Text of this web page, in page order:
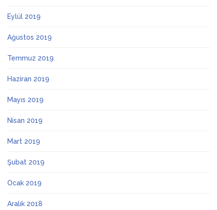
Eylül 2019
Ağustos 2019
Temmuz 2019
Haziran 2019
Mayıs 2019
Nisan 2019
Mart 2019
Şubat 2019
Ocak 2019
Aralık 2018